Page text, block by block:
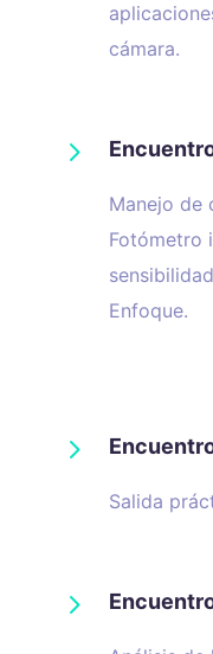
cámara.
5
Manejo de
Fotómetro
Enfoque.
5
Salida
5